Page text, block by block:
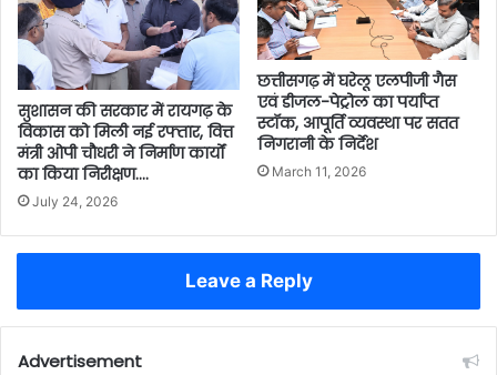
सुशासन की सरकार में रायगढ़ के
विकास को मिली नई रफ्तार, वित्त
मंत्री ओपी चौधरी ने निर्माण कार्यों
का किया निरीक्षण….
July 24, 2026
छत्तीसगढ़ में घरेलू एलपीजी गैस
एवं डीजल-पेट्रोल का पर्याप्त
स्टॉक, आपूर्ति व्यवस्था पर सतत
निगरानी के निर्देश
March 11, 2026
Leave a Reply
Advertisement